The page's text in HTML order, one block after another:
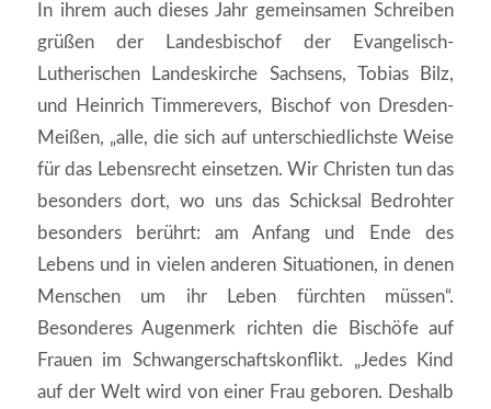
In ihrem auch dieses Jahr gemeinsamen Schreiben
grüßen der Landesbischof der Evangelisch-
Lutherischen Landeskirche Sachsens, Tobias Bilz,
und Heinrich Timmerevers, Bischof von Dresden-
Meißen, „alle, die sich auf unterschiedlichste Weise
für das Lebensrecht einsetzen. Wir Christen tun das
besonders dort, wo uns das Schicksal Bedrohter
besonders berührt: am Anfang und Ende des
Lebens und in vielen anderen Situationen, in denen
Menschen um ihr Leben fürchten müssen“.
Besonderes Augenmerk richten die Bischöfe auf
Frauen im Schwangerschaftskonflikt. „Jedes Kind
auf der Welt wird von einer Frau geboren. Deshalb